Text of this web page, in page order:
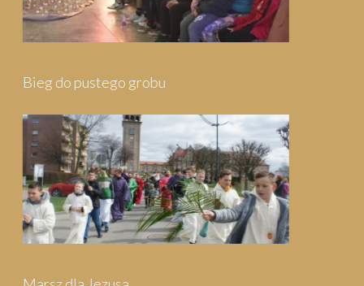
Pielgrzymka do Wejherowa
Pielgrzymka do Swarzewa